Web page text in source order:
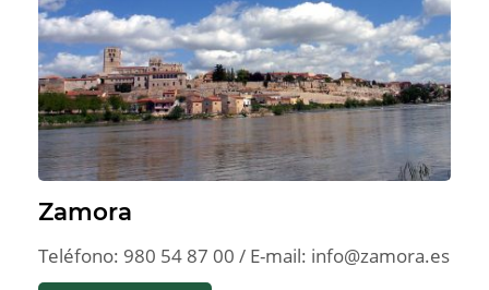
Zamora
Teléfono: 980 54 87 00 / E-mail: info@zamora.es